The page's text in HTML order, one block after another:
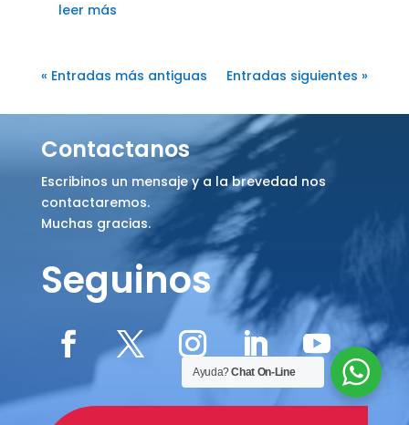
leer más
« Entradas más antiguas Entradas siguientes »
Contactanos
Escribinos un mensaje y a la brevedad nos
contactaremos.
Muchas gracias.
Seguinos
Ayuda?Chat On-Line